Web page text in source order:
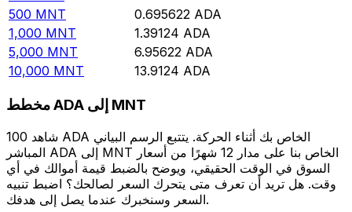
500 MNT 0.695622 ADA
1,000 MNT 1.39124 ADA
5,000 MNT 6.95622 ADA
10,000 MNT 13.9124 ADA
مخطط ADA إلى MNT
شاهد 100 ADA الخاص بك أثناء الحركة. يتتبع الرسم البياني
المباشر ADA إلى MNT الخاص بنا على مدار 12 شهرًا من أسعار
السوق في الوقت الحقيقي، ويوضح بالضبط قيمة أموالك في أي
وقت. هل تريد أن تعرف متى يتحرك السعر لصالحك؟ اضبط تنبيه
السعر وسنخبرك عندما يصل إلى هدفك.